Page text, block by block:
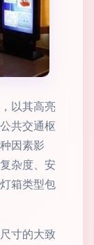
以其高亮
共交通枢
因素影
杂度、安
箱类型包
寸的大致